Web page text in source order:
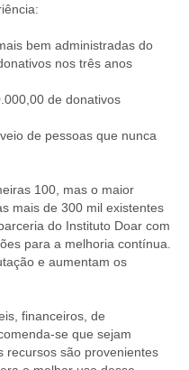
bem administradas do
nos três anos
de donativos
de pessoas que nunca
100, mas o maior
mais de 300 mil existentes
do Instituto Doar com
para a melhoria contínua.
e aumentam os
financeiros, de
se que sejam
recursos são provenientes